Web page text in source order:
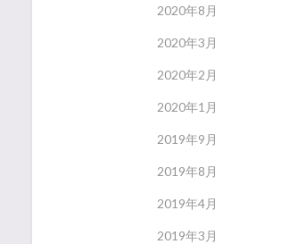
2020年8月
2020年3月
2020年2月
2020年1月
2019年9月
2019年8月
2019年4月
2019年3月